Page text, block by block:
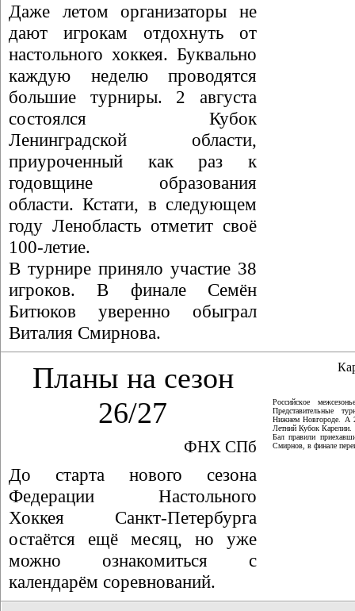
Даже летом организаторы не
дают игрокам отдохнуть от
настольного хоккея. Буквально
каждую неделю проводятся
большие турниры. 2 августа
состоялся Кубок
Ленинградской области,
приуроченный как раз к
годовщине образования
области. Кстати, в следующем
году Ленобласть отметит своё
100-летие.
В турнире приняло участие 38
игроков. В финале Семён
Битюков уверенно обыграл
Виталия Смирнова.
Планы на сезон
26/27
ФНХ СПб
До старта нового сезона
Федерации Настольного
Хоккея Санкт-Петербурга
остаётся ещё месяц, но уже
можно ознакомиться с
календарём соревнований.
Российское
Представительные
Нижнем Новгороде. А
Летний Кубок Карелии.
Бал правили
Смирнов, в финале